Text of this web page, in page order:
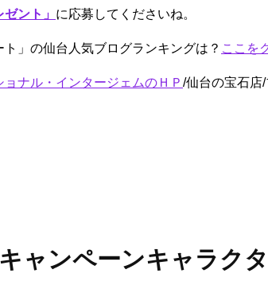
ント」 に応募してくださいね。
ト」の仙台人気ブログランキングは？ ここを
ナル・インタージェムのＨＰ /仙台の宝石店
ャンペーンキャラク